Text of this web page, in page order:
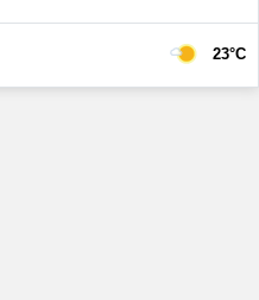
23°C